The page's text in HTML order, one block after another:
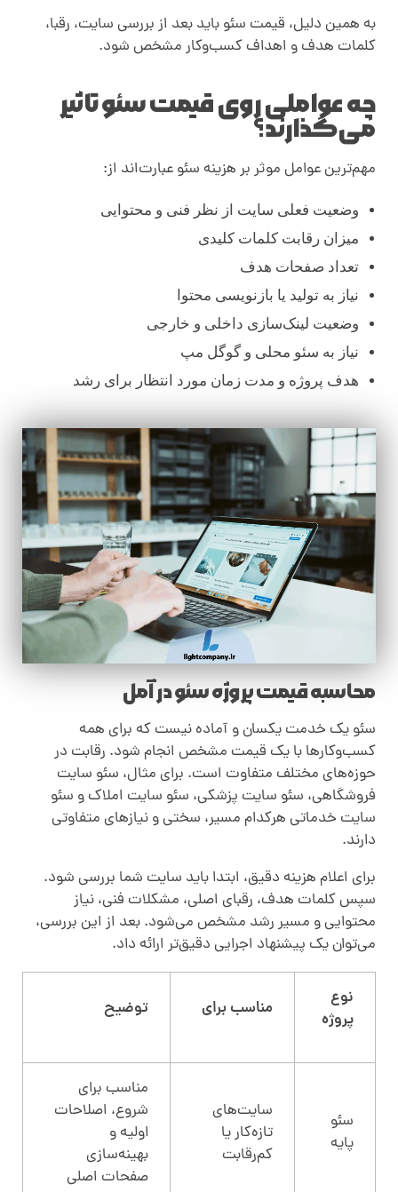
به همین دلیل، قیمت سئو باید بعد از بررسی سایت، رقبا،
کلمات هدف و اهداف کسب‌وکار مشخص شود.
چه عواملی روی قیمت سئو تاثیر
می‌گذارند؟
مهم‌ترین عوامل موثر بر هزینه سئو عبارت‌اند از:
وضعیت فعلی سایت از نظر فنی و محتوایی
میزان رقابت کلمات کلیدی
تعداد صفحات هدف
نیاز به تولید یا بازنویسی محتوا
وضعیت لینک‌سازی داخلی و خارجی
نیاز به سئو محلی و گوگل مپ
هدف پروژه و مدت زمان مورد انتظار برای رشد
محاسبه قیمت پروژه سئو در آمل
سئو یک خدمت یکسان و آماده نیست که برای همه
کسب‌وکارها با یک قیمت مشخص انجام شود. رقابت در
حوزه‌های مختلف متفاوت است. برای مثال، سئو سایت
فروشگاهی، سئو سایت پزشکی، سئو سایت املاک و سئو
سایت خدماتی هرکدام مسیر، سختی و نیازهای متفاوتی
دارند.
برای اعلام هزینه دقیق، ابتدا باید سایت شما بررسی شود.
سپس کلمات هدف، رقبای اصلی، مشکلات فنی، نیاز
محتوایی و مسیر رشد مشخص می‌شود. بعد از این بررسی،
می‌توان یک پیشنهاد اجرایی دقیق‌تر ارائه داد.
نوع
پروژه
مناسب برای توضیح
سئو
پایه
سایت‌های
تازه‌کار یا
کم‌رقابت
مناسب برای
شروع، اصلاحات
اولیه و
بهینه‌سازی
صفحات اصلی